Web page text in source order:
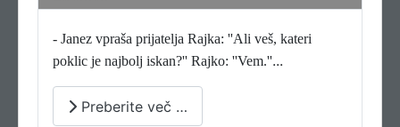
- Janez vpraša prijatelja Rajka: ''Ali veš, kateri
poklic je najbolj iskan?'' Rajko: ''Vem.''...
Preberite več …